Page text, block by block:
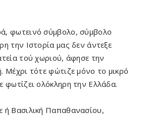
φωτεινό σύμβολο, σύμβολο
την Ιστορία μας δεν άντεξε
τού χωριού, άφησε την
Μέχρι τότε φώτιζε μόνο το μικρό
φωτίζει ολόκληρη την Ελλάδα.
ή Βασιλική Παπαθανασίου,